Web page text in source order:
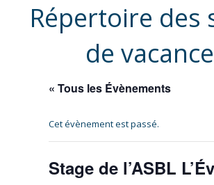
Répertoire des
de
« Tous les Évènements
Cet évènement est passé.
Stage de l’ASBL